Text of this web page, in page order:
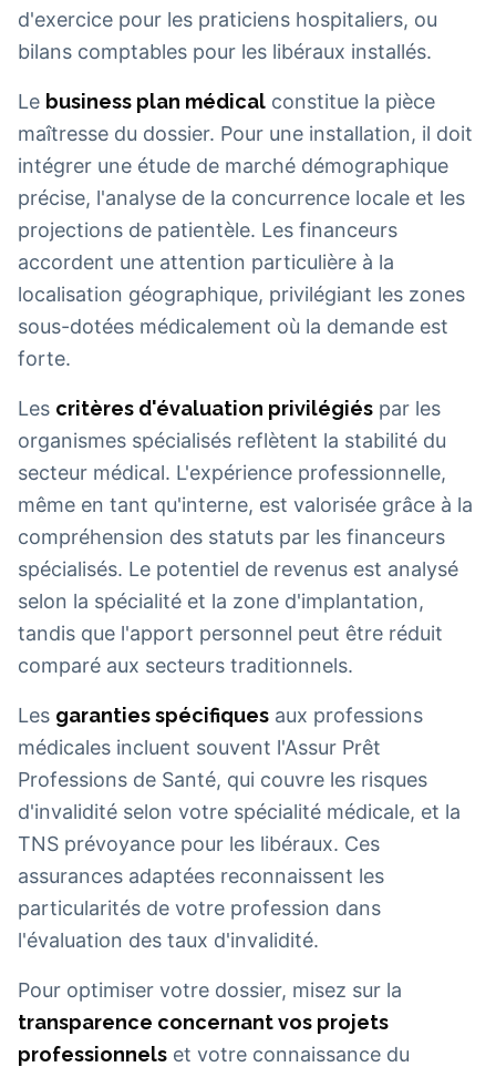
d'exercice pour les praticiens hospitaliers, ou
bilans comptables pour les libéraux installés.
Le business plan médical constitue la pièce
maîtresse du dossier. Pour une installation, il doit
intégrer une étude de marché démographique
précise, l'analyse de la concurrence locale et les
projections de patientèle. Les financeurs
accordent une attention particulière à la
localisation géographique, privilégiant les zones
sous-dotées médicalement où la demande est
forte.
Les critères d'évaluation privilégiés par les
organismes spécialisés reflètent la stabilité du
secteur médical. L'expérience professionnelle,
même en tant qu'interne, est valorisée grâce à la
compréhension des statuts par les financeurs
spécialisés. Le potentiel de revenus est analysé
selon la spécialité et la zone d'implantation,
tandis que l'apport personnel peut être réduit
comparé aux secteurs traditionnels.
Les garanties spécifiques aux professions
médicales incluent souvent l'Assur Prêt
Professions de Santé, qui couvre les risques
d'invalidité selon votre spécialité médicale, et la
TNS prévoyance pour les libéraux. Ces
assurances adaptées reconnaissent les
particularités de votre profession dans
l'évaluation des taux d'invalidité.
Pour optimiser votre dossier, misez sur la
transparence concernant vos projets
professionnels et votre connaissance du